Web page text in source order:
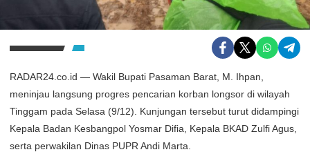
RADAR24.co.id — Wakil Bupati Pasaman Barat, M. Ihpan,
meninjau langsung progres pencarian korban longsor di wilayah
Tinggam pada Selasa (9/12). Kunjungan tersebut turut didampingi
Kepala Badan Kesbangpol Yosmar Difia, Kepala BKAD Zulfi Agus,
serta perwakilan Dinas PUPR Andi Marta.